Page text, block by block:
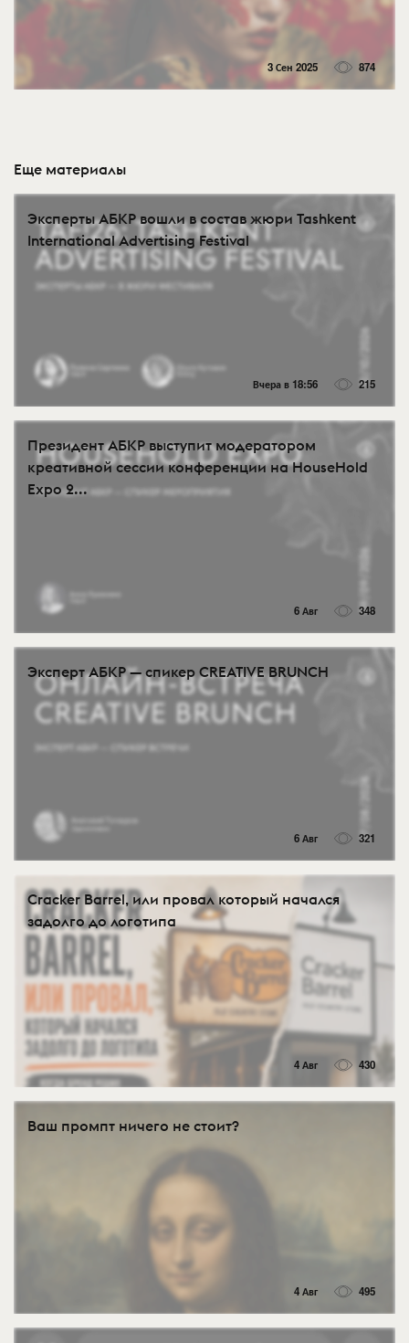
3 Сен 2025 874
Еще материалы
Эксперты АБКР вошли в состав жюри Tashkent
International Advertising Festival
Вчера в 18:56 215
Президент АБКР выступит модератором
креативной сессии конференции на HouseHold
Expo 2...
6 Авг 348
Эксперт АБКР — спикер CREATIVE BRUNCH
6 Авг 321
Cracker Barrel, или провал который начался
задолго до логотипа
4 Авг 430
Ваш промпт ничего не стоит?
4 Авг 495